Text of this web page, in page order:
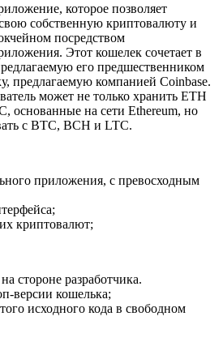
которое позволяет
собственную криптовалюту и
посредством
Этот кошелек сочетает в
его предшественником
предлагаемую компанией Coinbase.
может не только хранить ETH
основанные на сети Ethereum, но
с BTC, BCH и LTC.
приложения, с превосходным
криптовалют;
стороне разработчика.
версии кошелька;
исходного кода в свободном